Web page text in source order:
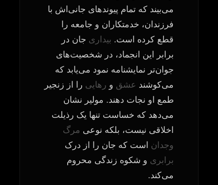
می‌بیند که تمام پیوندهای جانی‌اش با
فرزندان، خدمتکاران و جامعه را
قطع کرده است. بیداری جان در
برابر این انجماد، در شخصیت‌های
جوان‌تر نمایشنامه نمود می‌یابد که
می‌کوشند عشق و رهایی را از زنجیر
طمع او نجات دهند. مولیر نشان
می‌دهد که خساست تنها یک رذیلت
اخلاقی نیست، بلکه نوعی مرگ
وجدان است که جان را از درک
برابری و شکوه زندگی محروم
می‌کند.